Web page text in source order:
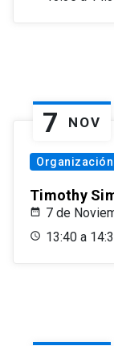
7 NOV
Timothy
7 de
13:40 a